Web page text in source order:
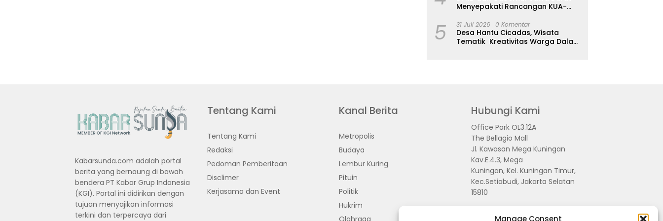
Manage Consent
Menyepakati Rancangan KUA-
5 31 Juli 2026 0 Komentar
Desa Hantu Cicadas, Wisata
Tematik Kreativitas Warga Dalam
Kabarsunda.com adalah portal
berita yang bernaung di bawah
bendera PT Kabar Grup Indonesia
(KGI). Portal ini didirikan dengan
tujuan menyajikan informasi
terkini dan terpercaya dari
Tentang Kami
Tentang Kami
Redaksi
Pedoman Pemberitaan
Disclimer
Kerjasama dan Event
Kanal Berita
Metropolis
Budaya
Lembur Kuring
Pituin
Politik
Hukrim
Olahraga
Hubungi Kami
Office Park OL3.12A
The Bellagio Mall
Jl. Kawasan Mega Kuningan
Kav.E.4.3, Mega
Kuningan, Kel. Kuningan Timur,
Kec.Setiabudi, Jakarta Selatan
15810